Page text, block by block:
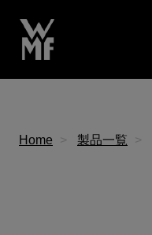
Home 製品一覧